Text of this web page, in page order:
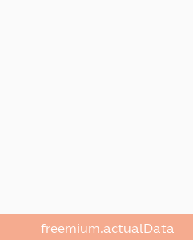
freemium.actualData